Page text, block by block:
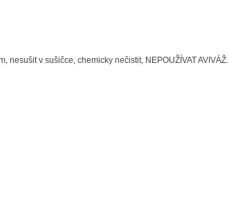
nesušit v sušičce, chemicky nečistit, NEPOUŽÍVAT AVIVÁŽ.